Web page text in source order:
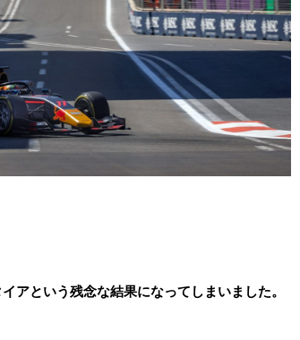
アという残念な結果になってしまいました。